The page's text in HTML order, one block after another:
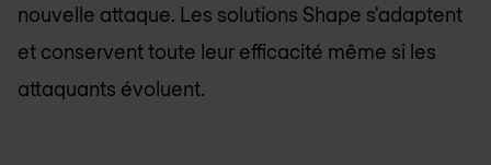
nouvelle attaque. Les solutions Shape s'adaptent
et conservent toute leur efficacité même si les
attaquants évoluent.